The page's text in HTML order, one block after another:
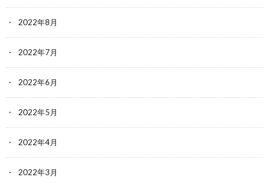
2022年8月
2022年7月
2022年6月
2022年5月
2022年4月
2022年3月